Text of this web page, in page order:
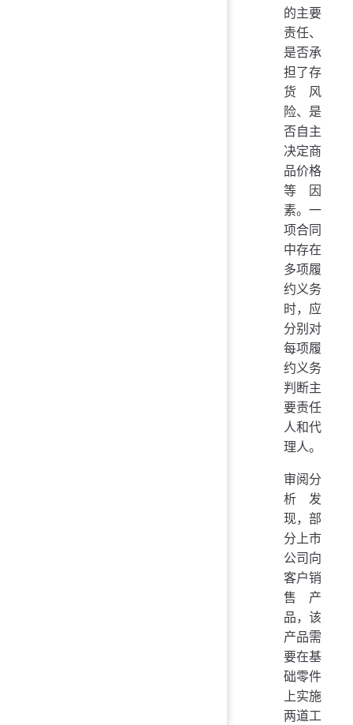
的主要
责任、
是否承
担了存
货风
险、是
否自主
决定商
品价格
等因
素。一
项合同
中存在
多项履
约义务
时，应
分别对
每项履
约义务
判断主
要责任
人和代
理人。
审阅分
析发
现，部
分上市
公司向
客户销
售产
品，该
产品需
要在基
础零件
上实施
两道工